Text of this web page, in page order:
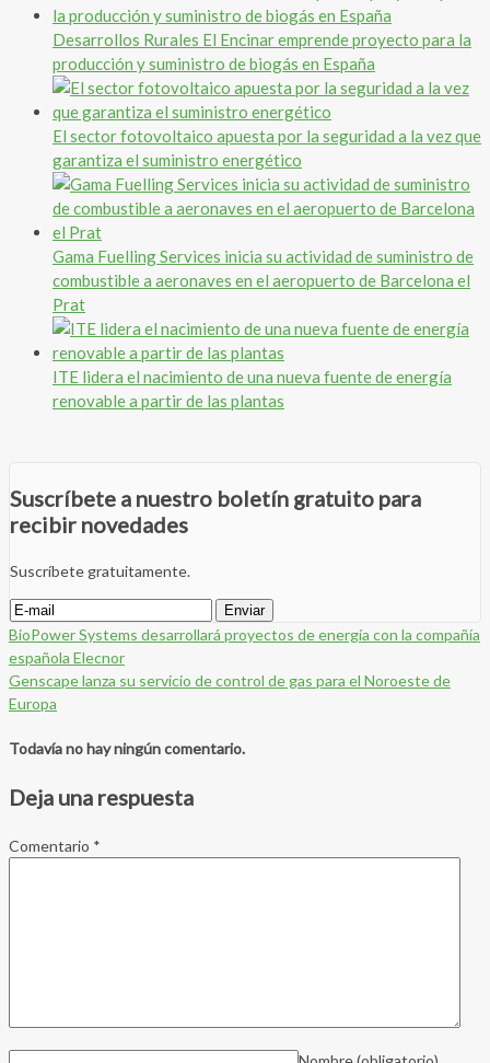
Desarrollos Rurales El Encinar emprende proyecto para la
producción y suministro de biogás en España
El sector fotovoltaico apuesta por la seguridad a la vez que
garantiza el suministro energético
Gama Fuelling Services inicia su actividad de suministro de
combustible a aeronaves en el aeropuerto de Barcelona el
Prat
ITE lidera el nacimiento de una nueva fuente de energía
renovable a partir de las plantas
Suscríbete a nuestro boletín gratuito para
recibir novedades
Suscríbete gratuitamente.
BioPower Systems desarrollará proyectos de energía con la compañía
española Elecnor
Genscape lanza su servicio de control de gas para el Noroeste de
Europa
Todavía no hay ningún comentario.
Deja una respuesta
Comentario *